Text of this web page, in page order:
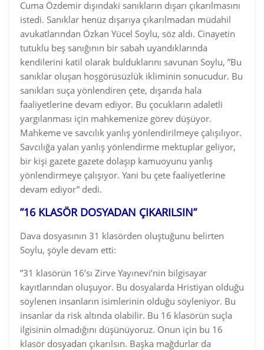
Cuma Özdemir dışındaki sanıkların dışarı çıkarılmasını
istedi. Sanıklar henüz dışarıya çıkarılmadan müdahil
avukatlarından Özkan Yücel Soylu, söz aldı. Cinayetin
tutuklu beş sanığının bir sabah uyandıklarında
kendilerini katil olarak bulduklarını savunan Soylu, ”Bu
sanıklar oluşan hoşgörüsüzlük ikliminin sonucudur. Bu
sanıkları suça yönlendiren çete, dışarıda hala
faaliyetlerine devam ediyor. Bu çocukların adaletli
yargılanması için mahkemenize görev düşüyor.
Mahkeme ve savcılık yanlış yönlendirilmeye çalışılıyor.
Savcılığa yalan yanlış yönlendirme mektuplar geliyor,
bir kişi gazete gazete dolaşıp kamuoyunu yanlış
yönlendirmeye çalışıyor. Yani bu çete faaliyetlerine
devam ediyor” dedi.
”16 KLASÖR DOSYADAN ÇIKARILSIN”
Dava dosyasının 31 klasörden oluştuğunu belirten
Soylu, şöyle devam etti:
”31 klasörün 16’sı Zirve Yayınevi’nin bilgisayar
kayıtlarından oluşuyor. Bu dosyalarda Hristiyan olduğu
söylenen insanların isimlerinin olduğu söyleniyor. Bu
insanlar da risk altında olabilir. Bu 16 klasörün suçla
ilgisinin olmadığını düşünüyoruz. Onun için bu 16
klasör dosyadan çıkarılsın. Başka mağdurlar da